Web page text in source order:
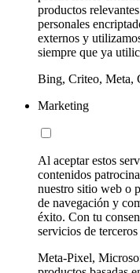
productos
personales
externos y
siempre que ya
Bing, Criteo, Meta,
Marketing
Al aceptar estos
contenidos
nuestro sitio web o
de navegación y
éxito. Con tu
servicios de
Meta-Pixel,